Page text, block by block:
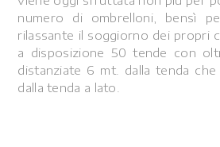
numero di ombrelloni, bensì
rilassante il soggiorno dei propri
a disposizione 50 tende con
distanziate 6 mt. dalla tenda
dalla tenda a lato.